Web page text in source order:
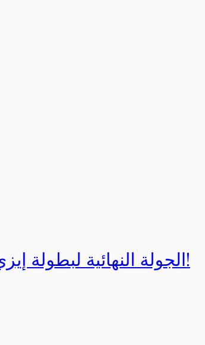
الجولة النهائية لبطولة إيزي كارت 2025!